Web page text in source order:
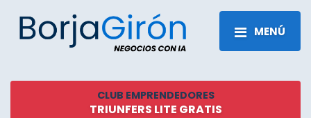
MENÚ
CLUB EMPRENDEDORES
TRIUNFERS LITE GRATIS